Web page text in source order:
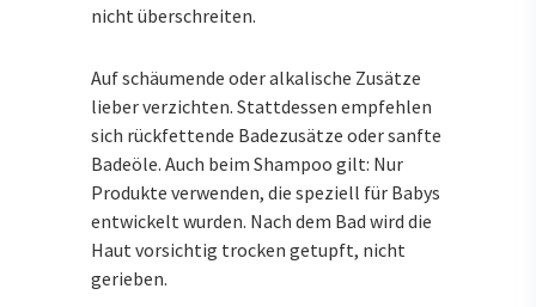
nicht überschreiten.
Auf schäumende oder alkalische Zusätze
lieber verzichten. Stattdessen empfehlen
sich rückfettende Badezusätze oder sanfte
Badeöle. Auch beim Shampoo gilt: Nur
Produkte verwenden, die speziell für Babys
entwickelt wurden. Nach dem Bad wird die
Haut vorsichtig trocken getupft, nicht
gerieben.